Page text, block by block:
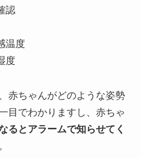
認
温度
度
赤ちゃんがどのような姿勢
目でわかりますし、赤ちゃ
るとアラームで知らせてく